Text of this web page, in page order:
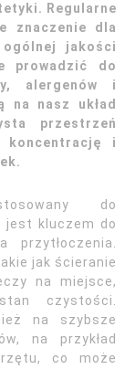
Regularne
znaczenie dla
jakości
prowadzić do
alergenów i
na nasz układ
przestrzeń
koncentrację i
do
jest kluczem do
przytłoczenia.
jak ścieranie
na miejsce,
czystości.
na szybsze
na przykład
co może